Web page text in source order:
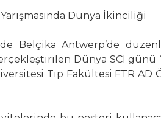
Dünya İkinciliği
Belçika Antwerp’de
Dünya SCI
Tıp Fakültesi FTR